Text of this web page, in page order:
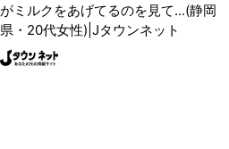
がミルクをあげてるのを見て...(静岡
県・20代女性)|Jタウンネット